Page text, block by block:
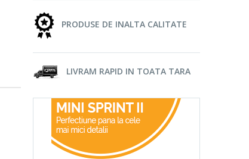
PRODUSE DE INALTA CALITATE
LIVRAM RAPID IN TOATA TARA